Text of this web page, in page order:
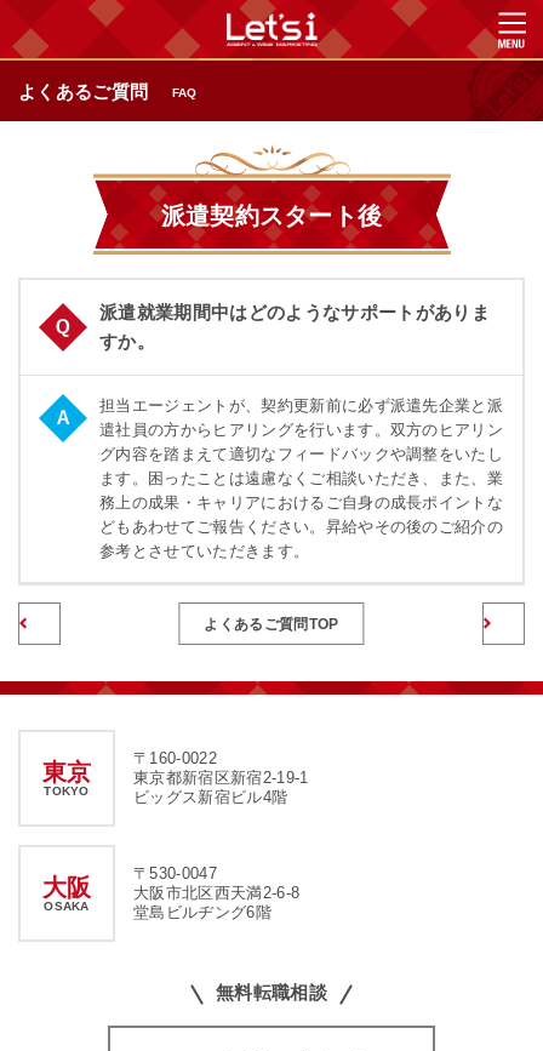
よくあるご質問 FAQ
派遣契約スタート後
派遣就業期間中はどのようなサポートがありま
すか。
担当エージェントが、契約更新前に必ず派遣先企業と派
遣社員の方からヒアリングを行います。双方のヒアリン
グ内容を踏まえて適切なフィードバックや調整をいたし
ます。困ったことは遠慮なくご相談いただき、また、業
務上の成果・キャリアにおけるご自身の成長ポイントな
どもあわせてご報告ください。昇給やその後のご紹介の
参考とさせていただきます。
よくあるご質問TOP
東京
TOKYO
〒160-0022
東京都新宿区新宿2-19-1
ビッグス新宿ビル4階
大阪
OSAKA
〒530-0047
大阪市北区西天満2-6-8
堂島ビルヂング6階
無料転職相談